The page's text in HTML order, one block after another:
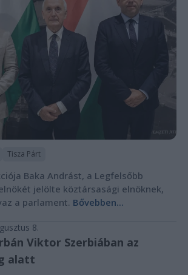
Tisza Párt
Baka Andrást, a Legfelsőbb
jelölte köztársasági elnöknek,
a parlament. Bővebben...
8.
Viktor Szerbiában az
alatt